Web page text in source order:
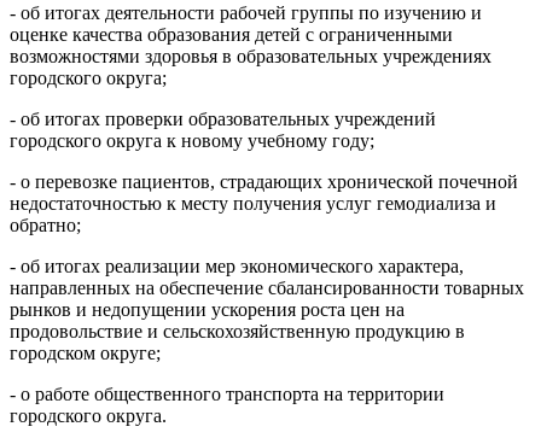
- об итогах деятельности рабочей группы по изучению и
оценке качества образования детей с ограниченными
возможностями здоровья в образовательных учреждениях
городского округа;
- об итогах проверки образовательных учреждений
городского округа к новому учебному году;
- о перевозке пациентов, страдающих хронической почечной
недостаточностью к месту получения услуг гемодиализа и
обратно;
- об итогах реализации мер экономического характера,
направленных на обеспечение сбалансированности товарных
рынков и недопущении ускорения роста цен на
продовольствие и сельскохозяйственную продукцию в
городском округе;
- о работе общественного транспорта на территории
городского округа.